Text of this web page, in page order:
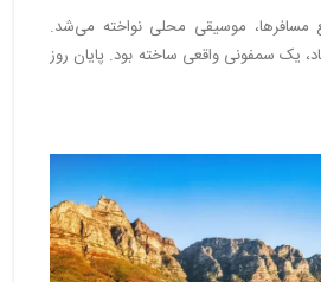
مسافرها، موسیقی محلی نواخته می‌شد.
یک سمفونی واقعی ساخته بود. پایان روز